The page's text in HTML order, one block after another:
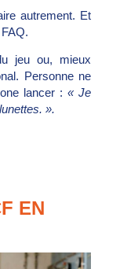
autrement. Et
jeu ou, mieux
Personne ne
lancer : « Je
».
EN